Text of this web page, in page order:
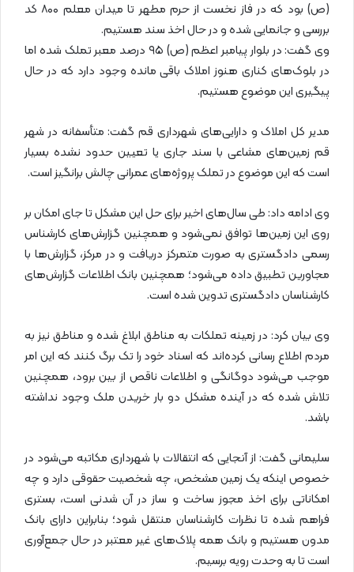
(ص) بود که در فاز نخست از حرم مطهر تا میدان معلم ۸۰۰ کد
بررسی و جانمایی شده و در حال اخذ سند هستیم.
وی گفت: در بلوار پیامبر اعظم (ص) ۹۵ درصد معبر تملک شده اما
در بلوک‌های کناری هنوز املاک باقی مانده وجود دارد که در حال
پیگیری این موضوع هستیم.
مدیر کل املاک و دارایی‌های شهرداری قم گفت: متأسفانه در شهر
قم زمین‌های مشاعی با سند جاری یا تعیین حدود نشده بسیار
است که این موضوع در تملک پروژه‌های عمرانی چالش برانگیز است.
وی ادامه داد: طی سال‌های اخیر برای حل این مشکل تا جای امکان بر
روی این زمین‌ها توافق نمی‌شود و همچنین گزارش‌های کارشناس
رسمی دادگستری به صورت متمرکز دریافت و در مرکز، گزارش‌ها با
مجاورین تطبیق داده می‌شود؛ همچنین بانک اطلاعات گزارش‌های
کارشناسان دادگستری تدوین شده است.
وی بیان کرد: در زمینه تملکات به مناطق ابلاغ شده و مناطق نیز به
مردم اطلاع رسانی کرده‌اند که اسناد خود را تک برگ کنند که این امر
موجب می‌شود دوگانگی و اطلاعات ناقص از بین برود، همچنین
تلاش شده که در آینده مشکل دو بار خریدن ملک وجود نداشته
باشد.
سلیمانی گفت: از آنجایی که انتقالات با شهرداری مکاتبه می‌شود در
خصوص اینکه یک زمین مشخص، چه شخصیت حقوقی دارد و چه
امکاناتی برای اخذ مجوز ساخت و ساز در آن شدنی است، بستری
فراهم شده تا نظرات کارشناسان منتقل شود؛ بنابراین دارای بانک
مدون هستیم و بانک همه پلاک‌های غیر معتبر در حال جمع‌آوری
است تا به وحدت رویه برسیم.